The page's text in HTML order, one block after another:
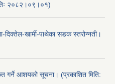
२०८२।०९।०१)
खार्मी-पाथेका सडक स्तरोन्नती।
गर्ने आशयको सूचना। (प्रकाशित मिति: